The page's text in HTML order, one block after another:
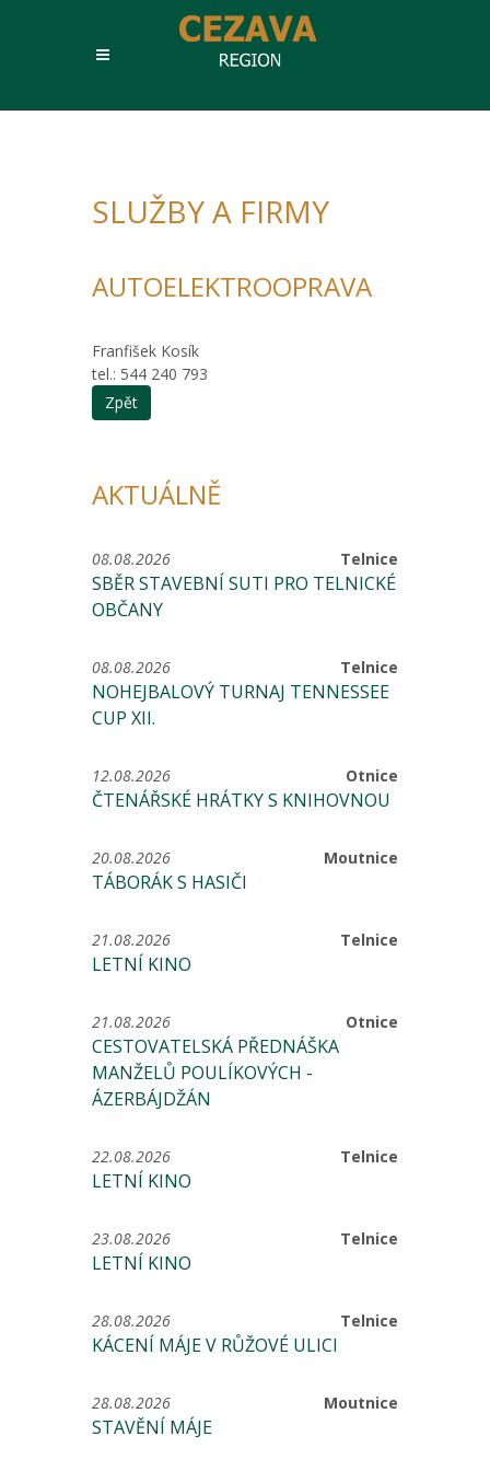
SLUŽBY A FIRMY
AUTOELEKTROOPRAVA
Franfišek Kosík
tel.: 544 240 793
Zpět
AKTUÁLNĚ
Telnice
08.08.2026
SBĚR STAVEBNÍ SUTI PRO TELNICKÉ
OBČANY
Telnice
08.08.2026
NOHEJBALOVÝ TURNAJ TENNESSEE
CUP XII.
Otnice
12.08.2026
ČTENÁŘSKÉ HRÁTKY S KNIHOVNOU
Moutnice
20.08.2026
TÁBORÁK S HASIČI
Telnice
21.08.2026
LETNÍ KINO
Otnice
21.08.2026
CESTOVATELSKÁ PŘEDNÁŠKA
MANŽELŮ POULÍKOVÝCH -
ÁZERBÁJDŽÁN
Telnice
22.08.2026
LETNÍ KINO
Telnice
23.08.2026
LETNÍ KINO
Telnice
28.08.2026
KÁCENÍ MÁJE V RŮŽOVÉ ULICI
Moutnice
28.08.2026
STAVĚNÍ MÁJE